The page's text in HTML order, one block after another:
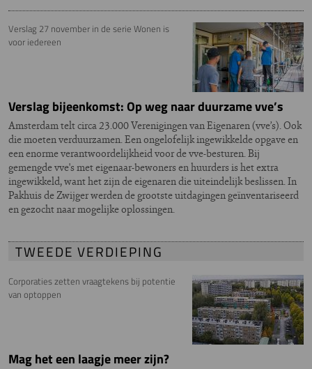
Verslag 27 november in de serie Wonen is
voor iedereen
Verslag bijeenkomst: Op weg naar duurzame vve’s
Amsterdam telt circa 23.000 Verenigingen van Eigenaren (vve’s). Ook
die moeten verduurzamen. Een ongelofelijk ingewikkelde opgave en
een enorme verantwoordelijkheid voor de vve-besturen. Bij
gemengde vve's met eigenaar-bewoners en huurders is het extra
ingewikkeld, want het zijn de eigenaren die uiteindelijk beslissen. In
Pakhuis de Zwijger werden de grootste uitdagingen geïnventariseerd
en gezocht naar mogelijke oplossingen.
TWEEDE VERDIEPING
Corporaties zetten vraagtekens bij potentie
van optoppen
Mag het een laagje meer zijn?